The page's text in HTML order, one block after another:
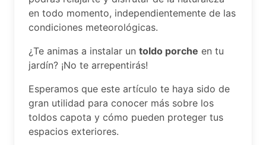
en todo momento, independientemente de las
condiciones meteorológicas.
¿Te animas a instalar un toldo porche en tu
jardín? ¡No te arrepentirás!
Esperamos que este artículo te haya sido de
gran utilidad para conocer más sobre los
toldos capota y cómo pueden proteger tus
espacios exteriores.